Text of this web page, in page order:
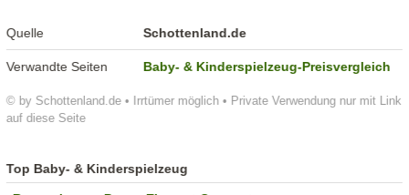
© by Schottenland.de • Irrtümer möglich • Private Verwendung nur mit Link
auf diese Seite
Quelle Schottenland.de
Verwandte Seiten Baby- & Kinderspielzeug-Preisvergleich
Top Baby- & Kinderspielzeug